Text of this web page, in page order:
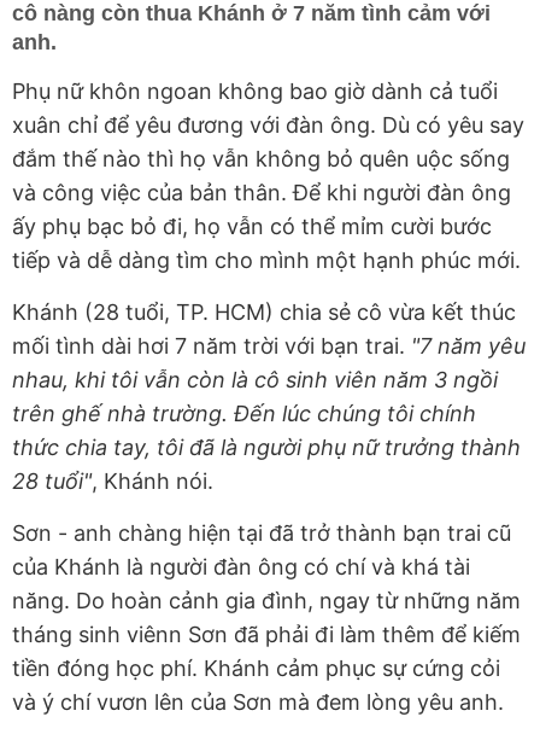
cô nàng còn thua Khánh ở 7 năm tình cảm với
anh.
Phụ nữ khôn ngoan không bao giờ dành cả tuổi
xuân chỉ để yêu đương với đàn ông. Dù có yêu say
đắm thế nào thì họ vẫn không bỏ quên uộc sống
và công việc của bản thân. Để khi người đàn ông
ấy phụ bạc bỏ đi, họ vẫn có thể mỉm cười bước
tiếp và dễ dàng tìm cho mình một hạnh phúc mới.
Khánh (28 tuổi, TP. HCM) chia sẻ cô vừa kết thúc
mối tình dài hơi 7 năm trời với bạn trai. "7 năm yêu
nhau, khi tôi vẫn còn là cô sinh viên năm 3 ngồi
trên ghế nhà trường. Đến lúc chúng tôi chính
thức chia tay, tôi đã là người phụ nữ trưởng thành
28 tuổi", Khánh nói.
Sơn - anh chàng hiện tại đã trở thành bạn trai cũ
của Khánh là người đàn ông có chí và khá tài
năng. Do hoàn cảnh gia đình, ngay từ những năm
tháng sinh viênn Sơn đã phải đi làm thêm để kiếm
tiền đóng học phí. Khánh cảm phục sự cứng cỏi
và ý chí vươn lên của Sơn mà đem lòng yêu anh.